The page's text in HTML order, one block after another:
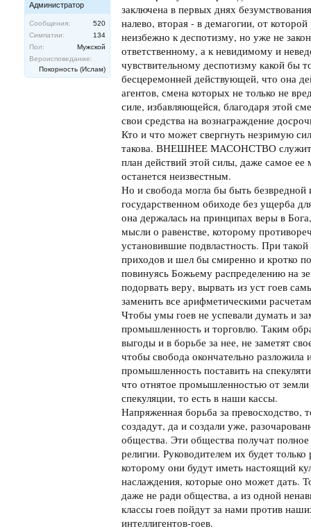
Администратор
Сообщения:
520
Симпатии:
134
Пол:
Мужской
Вероисповедание:
Покорность (Ислам)
заключена в первых днях
налево, вторая - в демагогии, от
неизбежно к деспотизму, но уже не
ответственному, а к невидимому и
чувствительному деспотизму какой бы
бесцеремонней действующей, что она
агентов, смена которых не только не
силе, избавляющейся, благодаря этой
свои средства на вознаграждение
Кто и что может свергнуть незримую
такова. ВНЕШНЕЕ МАСОНСТВО служит
план действий этой силы, даже самое ее
останется неизвестным.
Но и свобода могла бы быть безвредной
государственном обиходе без ущерба
она держалась на принципах веры в
мысли о равенстве, которому
установившие подвластность. При
приходов и шел бы смиренно и кротко
повинуясь Божьему распределению на
подорвать веру, вырвать из уст гоев
заменить все арифметическими
Чтобы умы гоев не успевали думать и
промышленность и торговлю. Таким
выгоды и в борьбе за нее, не заметят
чтобы свобода окончательно разложила
промышленность поставить на
что отнятое промышленностью от
спекуляции, то есть в наши кассы.
Напряженная борьба за превосходство,
создадут, да и создали уже,
общества. Эти общества получат
религии. Руководителем их будет только
которому они будут иметь настоящий
наслаждения, которые оно может дать.
даже не ради общества, а из одной
классы гоев пойдут за нами против
интеллигентов-гоев.